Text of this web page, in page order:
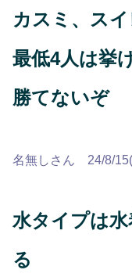
カスミ、ス
最低4人は挙
勝てないぞ
名無しさん 24/8/
水タイプは
る